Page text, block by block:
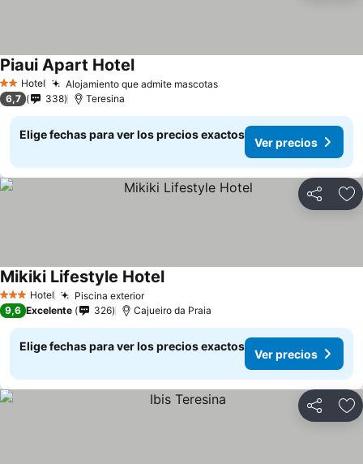
2 Estrellas
Hotel Alojamiento que admite mascotasVer precios
Piaui Apart HotelVer precios
6,7 338 Teresina
Elige fechas para ver los precios exactos
Ver precios
Compartir
3 Estrellas
Hotel Piscina exteriorVer precios
Mikiki Lifestyle HotelVer precios
9,6 Excelente 326 Cajueiro da Praia
Elige fechas para ver los precios exactos
Ver precios
Compartir